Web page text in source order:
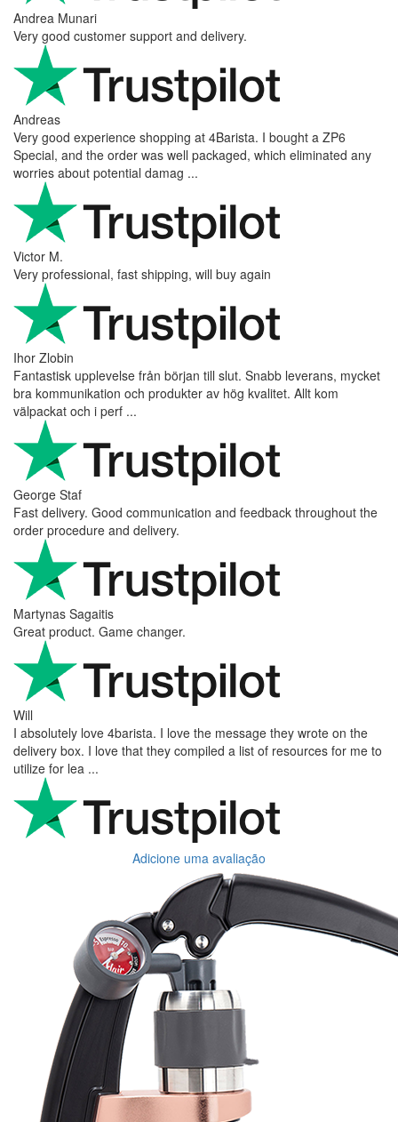
Andrea Munari
Very good customer support and delivery.
Andreas
Very good experience shopping at 4Barista. I bought a ZP6
Special, and the order was well packaged, which eliminated any
worries about potential damag ...
Victor M.
Very professional, fast shipping, will buy again
Ihor Zlobin
Fantastisk upplevelse från början till slut. Snabb leverans, mycket
bra kommunikation och produkter av hög kvalitet. Allt kom
välpackat och i perf ...
George Staf
Fast delivery. Good communication and feedback throughout the
order procedure and delivery.
Martynas Sagaitis
Great product. Game changer.
Will
I absolutely love 4barista. I love the message they wrote on the
delivery box. I love that they compiled a list of resources for me to
utilize for lea ...
Adicione uma avaliação